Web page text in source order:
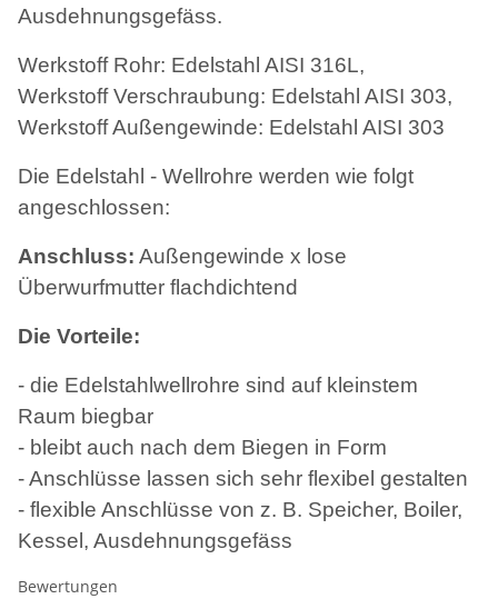
Ausdehnungsgefäss.
Werkstoff Rohr: Edelstahl AISI 316L,
Werkstoff Verschraubung: Edelstahl AISI 303,
Werkstoff Außengewinde: Edelstahl AISI 303
Die Edelstahl - Wellrohre werden wie folgt
angeschlossen:
Anschluss: Außengewinde x lose
Überwurfmutter flachdichtend
Die Vorteile:
- die Edelstahlwellrohre sind auf kleinstem
Raum biegbar
- bleibt auch nach dem Biegen in Form
- Anschlüsse lassen sich sehr flexibel gestalten
- flexible Anschlüsse von z. B. Speicher, Boiler,
Kessel, Ausdehnungsgefäss
Bewertungen